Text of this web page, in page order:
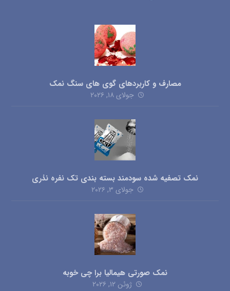
مصارف و کاربردهای گوی های سنگ نمک
جولای ۱۸, ۲۰۲۶
نمک تصفیه شده سودمند بسته بندی تک نفره نذری
جولای ۳, ۲۰۲۶
نمک صورتی هیمالیا برا چی خوبه
ژوئن ۱۲, ۲۰۲۶